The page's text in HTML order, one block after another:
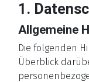
1.
Allgemeine
Die folgenden
Überblick